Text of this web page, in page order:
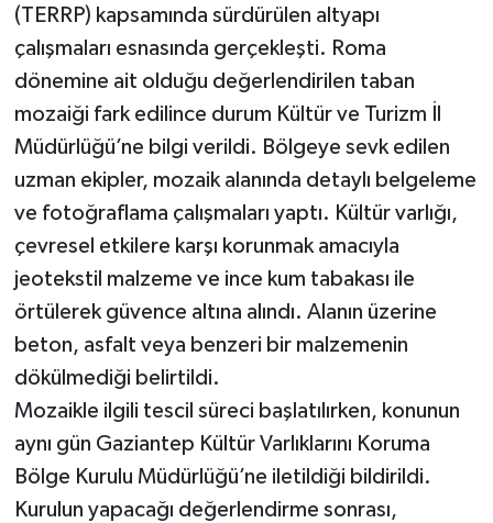
(TERRP) kapsamında sürdürülen altyapı
çalışmaları esnasında gerçekleşti. Roma
dönemine ait olduğu değerlendirilen taban
mozaiği fark edilince durum Kültür ve Turizm İl
Müdürlüğü’ne bilgi verildi. Bölgeye sevk edilen
uzman ekipler, mozaik alanında detaylı belgeleme
ve fotoğraflama çalışmaları yaptı. Kültür varlığı,
çevresel etkilere karşı korunmak amacıyla
jeotekstil malzeme ve ince kum tabakası ile
örtülerek güvence altına alındı. Alanın üzerine
beton, asfalt veya benzeri bir malzemenin
dökülmediği belirtildi.
Mozaikle ilgili tescil süreci başlatılırken, konunun
aynı gün Gaziantep Kültür Varlıklarını Koruma
Bölge Kurulu Müdürlüğü’ne iletildiği bildirildi.
Kurulun yapacağı değerlendirme sonrası,